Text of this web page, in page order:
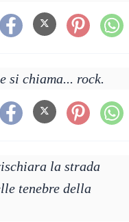
si chiama... rock.
la strada
tenebre della